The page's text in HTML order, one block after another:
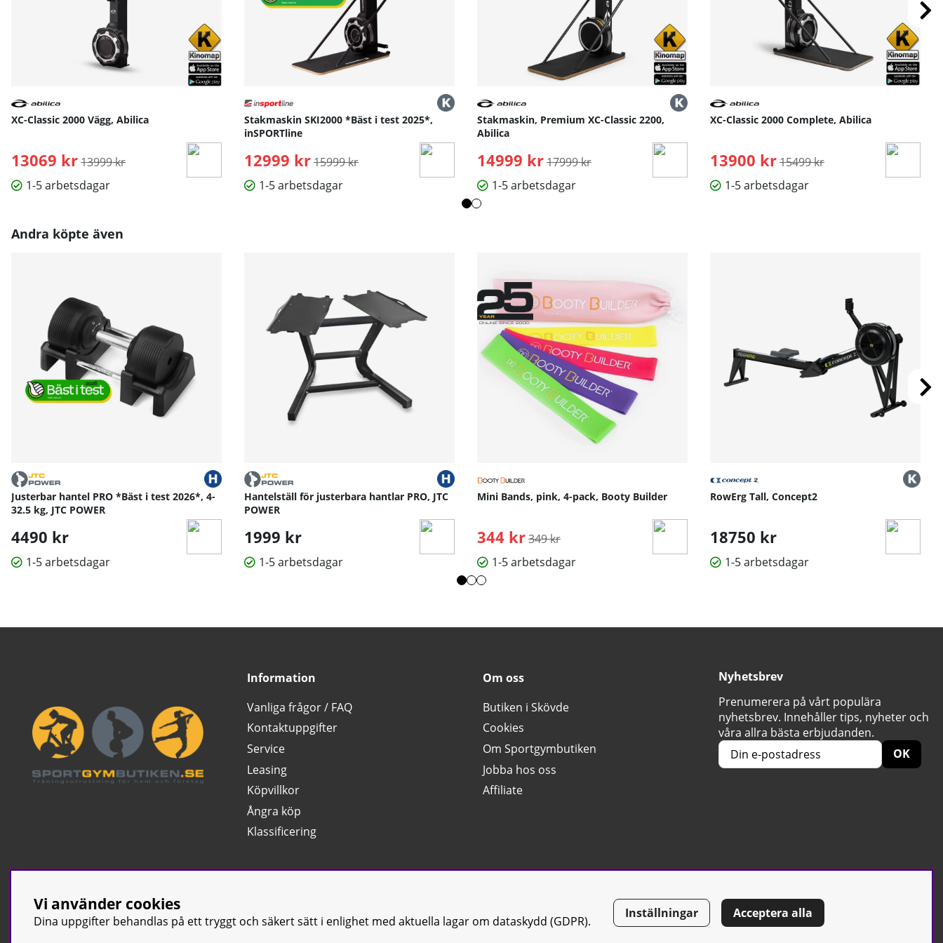
10/10Byggkvalitet: Prisvärde:10/10
Passar extra bra för:Motionären som uppskattar ett skönt flow i stakningen, en hållare för mobiltelefon samt ett mycket fint prisvärde.
+ Sköna handtag, fint flyt i motståndet, bakgrundsbelyst display, smart hållare för telefon
Bruksanvisning / manual »
XC-Classic 2000 Vägg, Abilica
13069 kr Ordinarie pris:
13999 kr
1-5 arbetsdagar
Stakmaskin SKI2000 *Bäst i test 2025*,
inSPORTline
12999 kr Ordinarie pris:
15999 kr
1-5 arbetsdagar
Stakmaskin, Premium XC-Classic 2200,
Abilica
14999 kr Ordinarie pris:
17999 kr
1-5 arbetsdagar
XC-Classic 2000 Complete, Abilica
13900 kr Ordinarie pris:
15499 kr
1-5 arbetsdagar
Andra köpte även
Justerbar hantel PRO *Bäst i test 2026*, 4-
32.5 kg, JTC POWER
4490 kr
1-5 arbetsdagar
Hantelställ för justerbara hantlar PRO, JTC
POWER
1999 kr
1-5 arbetsdagar
Mini Bands, pink, 4-pack, Booty Builder
344 kr Ordinarie pris:
349 kr
1-5 arbetsdagar
RowErg Tall, Concept2
18750 kr
1-5 arbetsdagar
Information
Vanliga frågor / FAQ
Kontaktuppgifter
Service
Leasing
Köpvillkor
Ångra köp
Klassificering
Om oss
Butiken i Skövde
Cookies
Om Sportgymbutiken
Jobba hos oss
Affiliate
Nyhetsbrev
Prenumerera på vårt populära
nyhetsbrev. Innehåller tips, nyheter och
våra allra bästa erbjudanden.
OK
© Sport & Gym Butiken JTC AB |Kontakta oss| All rights reserved | Org.nr: 556668-7058 | Tel: 0500-42 87 00
Vi använder cookies
Dina uppgifter behandlas på ett tryggt och säkert sätt i enlighet med aktuella lagar om dataskydd (GDPR).
Inställningar Acceptera alla